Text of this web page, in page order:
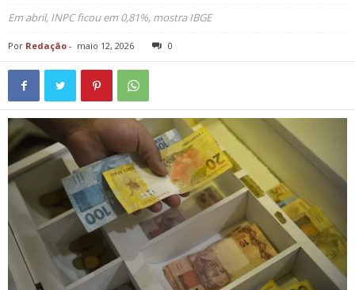
Em abril, INPC ficou em 0,81%, mostra IBGE
Por Redação - maio 12, 2026 0